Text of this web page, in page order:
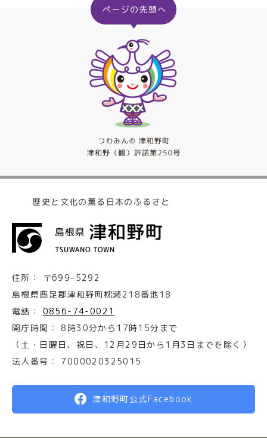
歴史と文化の薫る日本のふるさと
住所：
〒699-5292
島根県鹿足郡津和野町枕瀬218番地18
電話：
0856-74-0021
開庁時間：
8時30分から17時15分まで
（土・日曜日、祝日、12月29日から1月3日までを除く）
法人番号：
7000020325015
津和野町公式Facebook